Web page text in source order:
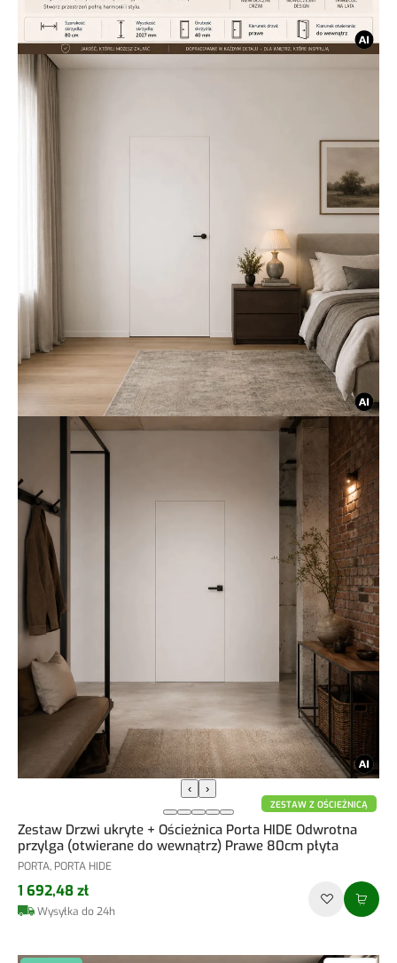
‹ ›
ZESTAW Z OŚCIEŻNICĄ
Zestaw Drzwi ukryte + Ościeżnica Porta HIDE Odwrotna
przylga (otwierane do wewnątrz) Prawe 80cm płyta
PORTA, PORTA HIDE
1 692,48 zł
Wysyłka do 24h